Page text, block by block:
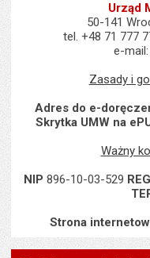
Urząd
50-141
tel. +48 71 777
e-mail:
Zasady i
Adres do e-
Skrytka UMW na
Ważny
NIP 896-10-03-529
Strona